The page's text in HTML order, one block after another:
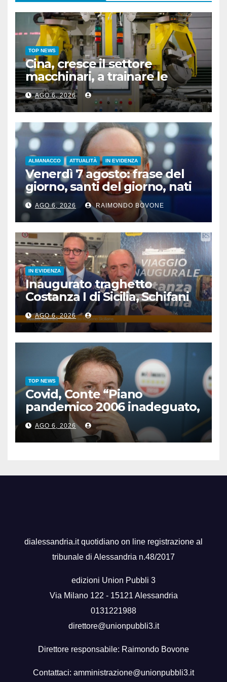
TOP NEWS
Cina, cresce il settore
macchinari, a trainare le
“attrezzature intelligenti”
AGO 6, 2026
ALMANACCO ATTUALITÀ IN EVIDENZA
Venerdì 7 agosto: frase del
giorno, santi del giorno, nati
famosi, accadde oggi
AGO 6, 2026 RAIMONDO BOVONE
IN EVIDENZA
Inaugurato traghetto
Costanza I di Sicilia, Schifani
“Mantenuto impegni presi”
AGO 6, 2026
TOP NEWS
Covid, Conte “Piano
pandemico 2006 inadeguato,
virus senza precedenti”
AGO 6, 2026
dialessandria.it quotidiano on line registrazione al
tribunale di Alessandria n.48/2017
edizioni Union Pubbli 3
Via Milano 122 - 15121 Alessandria
0131221988
direttore@unionpubbli3.it
Direttore responsabile: Raimondo Bovone
Contattaci: amministrazione@unionpubbli3.it